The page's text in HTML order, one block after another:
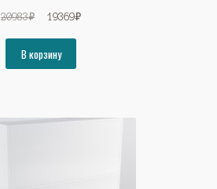
20983₽
Первоначальная
составляла
20983₽.
19369₽Текущая
В корзину